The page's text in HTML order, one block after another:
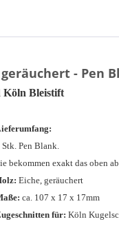
- Pen
Köln Bleistift
Stk. Pen Blank.
bekommen exakt das oben
Eiche, geräuchert
ca. 107 x 17 x 17mm
für: Köln